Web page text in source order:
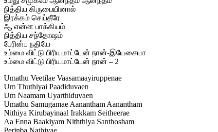
நித்திய கிருபையினால்
இரக்கம் செய்தீரே
ஆ என்ன பாக்கியம்
நித்திய சந்தோஷம்
பேரின்ப நதியே
உம்மை விட்டு பிரியமாட்டேன் நான்-இயேசையா
உம்மை விட்டு பிரியமாட்டேன் நான் – 2
Umathu Veetilae Vaasamaayiruppenae
Um Thuthiyai Paadiduvaen
Um Naamam Uyarthiduvaen
Umathu Samugamae Aanantham Aanantham
Nithiya Kirubayinaal Irakkam Seitheerae
Aa Enna Baakiyam Niththiya Santhosham